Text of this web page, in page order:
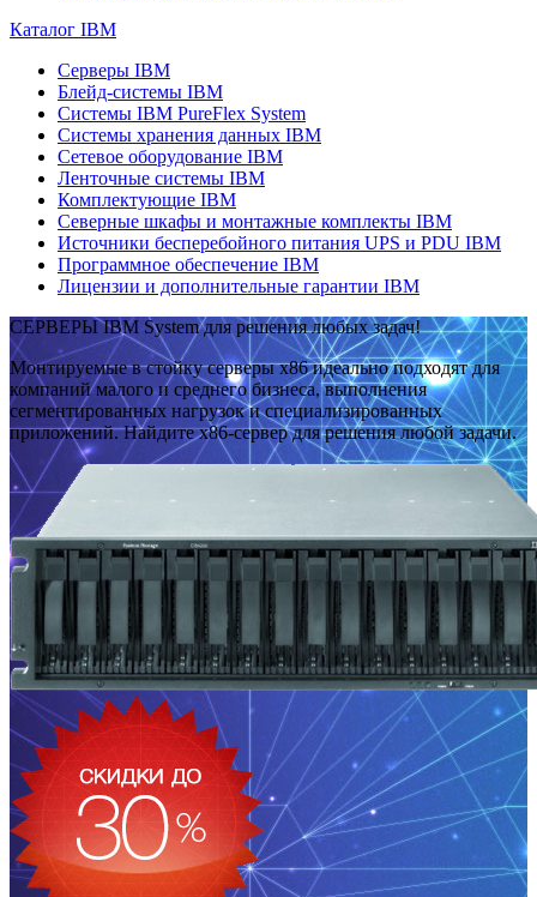
Каталог IBM
Серверы IBM
Блейд-системы IBM
Системы IBM PureFlex System
Системы хранения данных IBM
Сетевое оборудование IBM
Ленточные системы IBM
Комплектующие IBM
Северные шкафы и монтажные комплекты IBM
Источники бесперебойного питания UPS и PDU IBM
Программное обеспечение IBM
Лицензии и дополнительные гарантии IBM
СЕРВЕРЫ IBM System для решения любых задач!
Монтируемые в стойку серверы x86 идеально подходят для
компаний малого и среднего бизнеса, выполнения
сегментированных нагрузок и специализированных
приложений. Найдите x86-сервер для решения любой задачи.